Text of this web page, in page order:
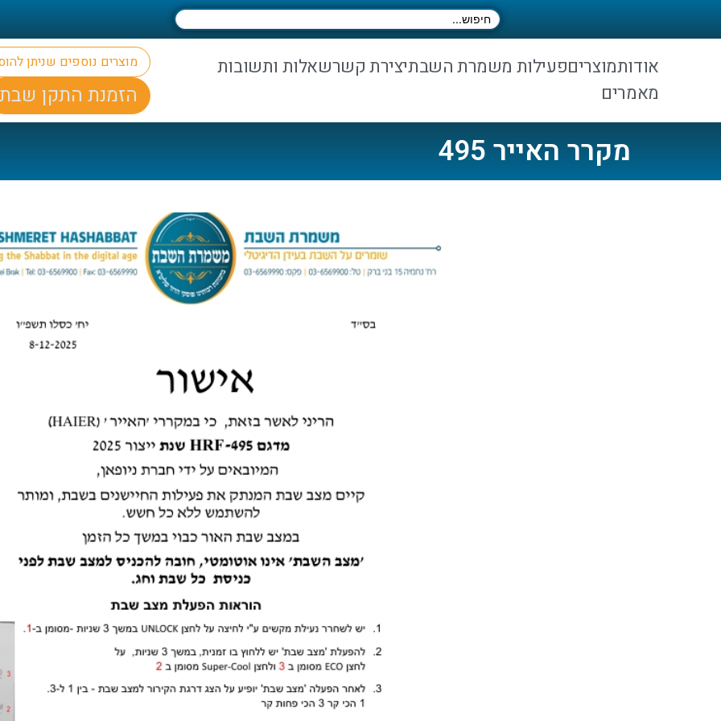
אודותמוצריםפעילות משמרת השבתיצירת קשרשאלות ותשובות
מאמרים
מוצרים נוספים שניתן
הזמנת התקן שבת
מקרר האייר 495